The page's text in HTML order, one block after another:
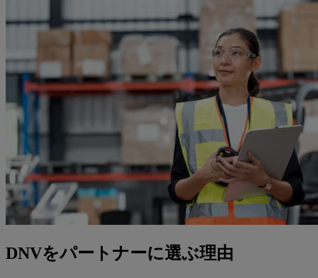
DNVをパートナーに選ぶ理由